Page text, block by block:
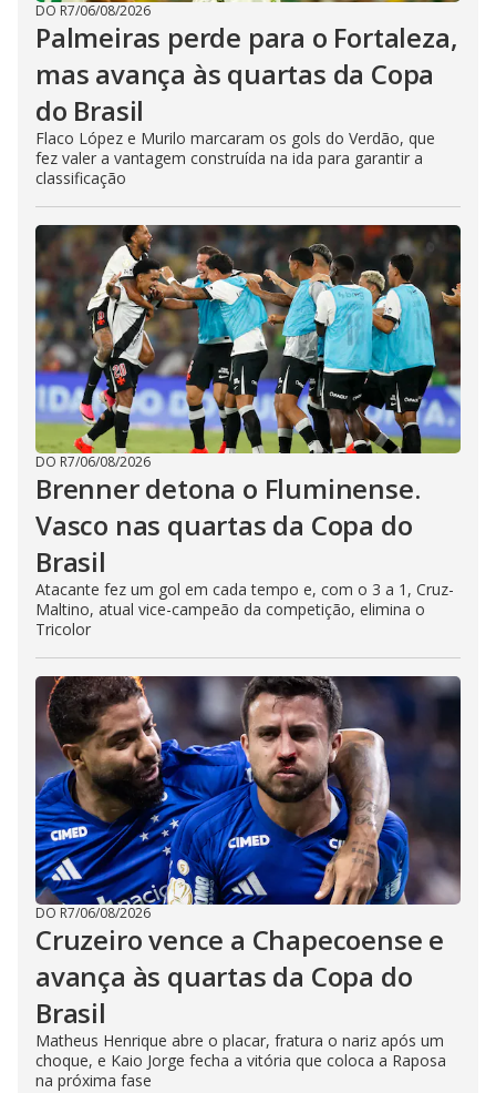
DO R7/06/08/2026
Palmeiras perde para o Fortaleza,
mas avança às quartas da Copa
do Brasil
Flaco López e Murilo marcaram os gols do Verdão, que
fez valer a vantagem construída na ida para garantir a
classificação
DO R7/06/08/2026
Brenner detona o Fluminense.
Vasco nas quartas da Copa do
Brasil
Atacante fez um gol em cada tempo e, com o 3 a 1, Cruz-
Maltino, atual vice-campeão da competição, elimina o
Tricolor
DO R7/06/08/2026
Cruzeiro vence a Chapecoense e
avança às quartas da Copa do
Brasil
Matheus Henrique abre o placar, fratura o nariz após um
choque, e Kaio Jorge fecha a vitória que coloca a Raposa
na próxima fase